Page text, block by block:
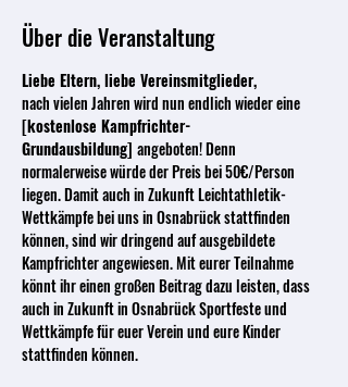
Über die Veranstaltung
Liebe Eltern, liebe Vereinsmitglieder,
nach vielen Jahren wird nun endlich wieder eine
[kostenlose Kampfrichter-
Grundausbildung] angeboten! Denn
normalerweise würde der Preis bei 50€/Person
liegen. Damit auch in Zukunft Leichtathletik-
Wettkämpfe bei uns in Osnabrück stattfinden
können, sind wir dringend auf ausgebildete
Kampfrichter angewiesen. Mit eurer Teilnahme
könnt ihr einen großen Beitrag dazu leisten, dass
auch in Zukunft in Osnabrück Sportfeste und
Wettkämpfe für euer Verein und eure Kinder
stattfinden können.